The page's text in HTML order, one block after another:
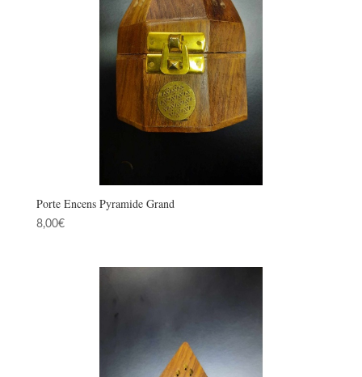
Porte Encens Pyramide Grand
8,00€